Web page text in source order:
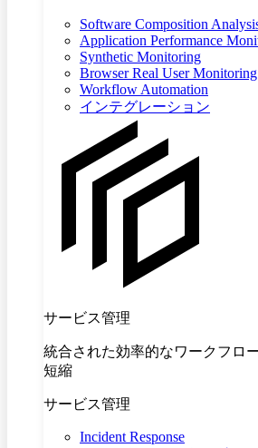
Software Composition
Application Performance
Synthetic Monitoring
Browser Real User Monitoring
Workflow Automation
インテグレーション
サービス管理
統合された効率的なワークフロ
短縮
サービス管理
Incident Response